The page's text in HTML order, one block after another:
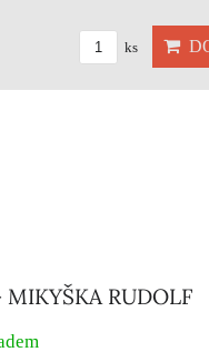
ks
MIKYŠKA RUDOLF